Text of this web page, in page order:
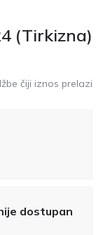
(Tirkizna)
čiji iznos prelazi
dostupan